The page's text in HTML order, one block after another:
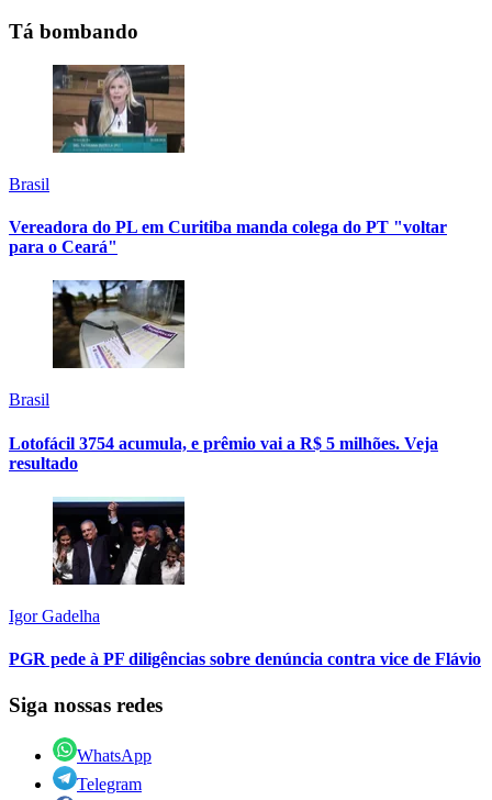
Tá bombando
Brasil
Vereadora do PL em Curitiba manda colega do PT "voltar
para o Ceará"
Brasil
Lotofácil 3754 acumula, e prêmio vai a R$ 5 milhões. Veja
resultado
Igor Gadelha
PGR pede à PF diligências sobre denúncia contra vice de Flávio
Siga nossas redes
WhatsApp
Telegram